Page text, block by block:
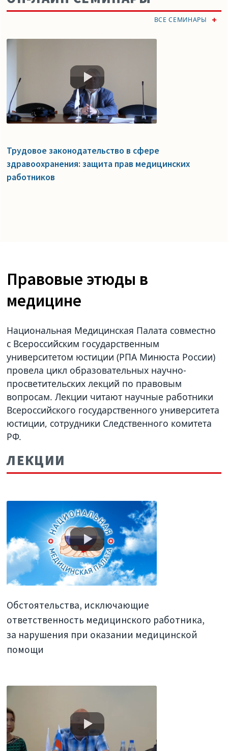
ВСЕ СЕМИНАРЫ
Трудовое законодательство в сфере
здравоохранения: защита прав медицинских
работников
Правовые этюды в
медицине
Национальная Медицинская Палата совместно
с Всероссийским государственным
университетом юстиции (РПА Минюста России)
провела цикл образовательных научно-
просветительских лекций по правовым
вопросам. Лекции читают научные работники
Всероссийского государственного университета
юстиции, сотрудники Следственного комитета
РФ.
ЛЕКЦИИ
Обстоятельства, исключающие
ответственность медицинского работника,
за нарушения при оказании медицинской
помощи